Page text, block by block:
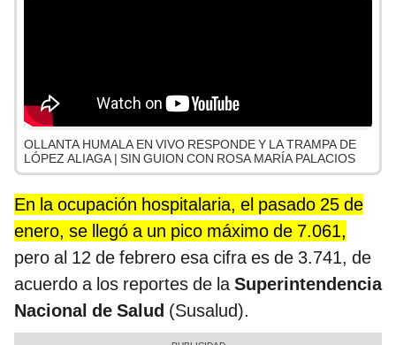
OLLANTA HUMALA EN VIVO RESPONDE Y LA TRAMPA DE
LÓPEZ ALIAGA | SIN GUION CON ROSA MARÍA PALACIOS
En la ocupación hospitalaria, el pasado 25 de
enero, se llegó a un pico máximo de 7.061,
pero al 12 de febrero esa cifra es de 3.741, de
acuerdo a los reportes de laSuperintendencia
Nacional de Salud (Susalud).